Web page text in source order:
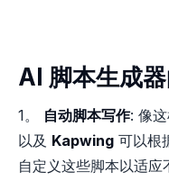
AI 脚本生成
1。 自动脚本写作: 像
以及 Kapwing 可以根
自定义这些脚本以适应